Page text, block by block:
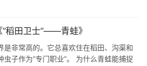
稻田卫士”——青蛙》
是非常高的。它总喜欢住在稻田、沟渠和
子作为“专门职业”。 为什么青蛙能捕捉